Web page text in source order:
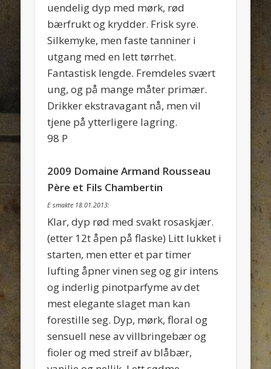
uendelig dyp med mørk, rød
bærfrukt og krydder. Frisk syre.
Silkemyke, men faste tanniner i
utgang med en lett tørrhet.
Fantastisk lengde. Fremdeles svært
ung, og på mange måter primær.
Drikker ekstravagant nå, men vil
tjene på ytterligere lagring.
98 P
2009 Domaine Armand Rousseau
Père et Fils Chambertin
E smakte 18.01.2013:
Klar, dyp rød med svakt rosaskjær.
(etter 12t åpen på flaske) Litt lukket i
starten, men etter et par timer
lufting åpner vinen seg og gir intens
og inderlig pinotparfyme av det
mest elegante slaget man kan
forestille seg. Dyp, mørk, floral og
sensuell nese av villbringebær og
fioler og med streif av blåbær,